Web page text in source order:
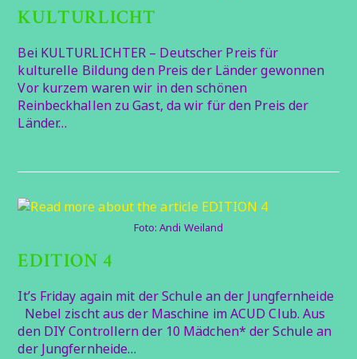
KULTURLICHT
Bei KULTURLICHTER – Deutscher Preis für
kulturelle Bildung den Preis der Länder gewonnen
Vor kurzem waren wir in den schönen
Reinbeckhallen zu Gast, da wir für den Preis der
Länder…
Foto: Andi Weiland
EDITION 4
It’s Friday again mit der Schule an der Jungfernheide
Nebel zischt aus der Maschine im ACUD Club. Aus
den DIY Controllern der 10 Mädchen* der Schule an
der Jungfernheide…